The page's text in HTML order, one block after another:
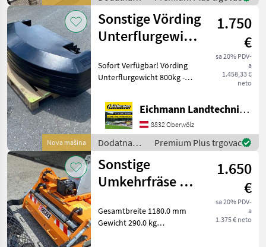
Zwis
oprema za
traktore /
Sonstige
Nova mašina
Sonstige Vörding
Unterflurgewicht
Betongewicht
1.750
€
sa 20% PDV-
a
1.458,33 €
neto
Sofort Verfügbar! Vörding
Unterflurgewicht 800kg -
& Details: - Massives
Betongewicht mit extrem
flacher Bauweise - Zum
Ballastieren
Eichmann Landtechnik GmbH
8832 Oberwölz
Dodatna
oprema za
traktore /
Sonstige
Premium Plus trgovac
Sonstige
Umkehrfräse mit
für Traktor
1.650
€
sa 20% PDV-
a
1.375 € neto
Gesamtbreite 1180.0 mm
Gewicht 290.0 kg